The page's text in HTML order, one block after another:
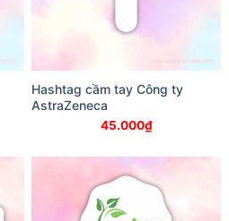
Hashtag cầm tay Công ty
AstraZeneca
45.000₫